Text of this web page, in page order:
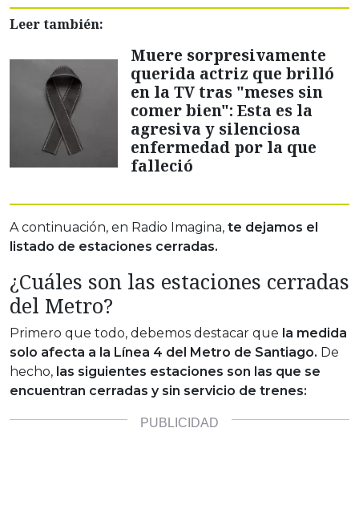
Leer también:
Muere sorpresivamente
querida actriz que brilló
en la TV tras "meses sin
comer bien": Esta es la
agresiva y silenciosa
enfermedad por la que
falleció
A continuación, en Radio Imagina, te dejamos el
listado de estaciones cerradas.
¿Cuáles son las estaciones cerradas
del Metro?
Primero que todo, debemos destacar que la medida
solo afecta a la Línea 4 del Metro de Santiago. De
hecho, las siguientes estaciones son las que se
encuentran cerradas y sin servicio de trenes: